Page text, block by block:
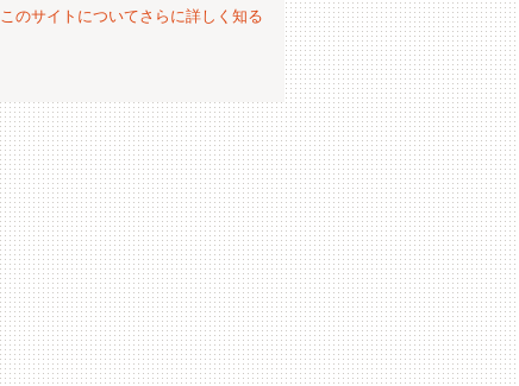
このサイトについてさらに詳しく知る